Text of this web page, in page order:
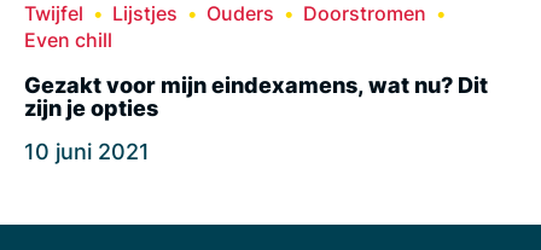
Twijfel Lijstjes Ouders
Doorstromen
Even chill
Gezakt voor mijn eindexamens, wat nu? Dit
zijn je opties
10 juni 2021